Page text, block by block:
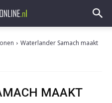
Waterlander Samach maakt
MAAKT